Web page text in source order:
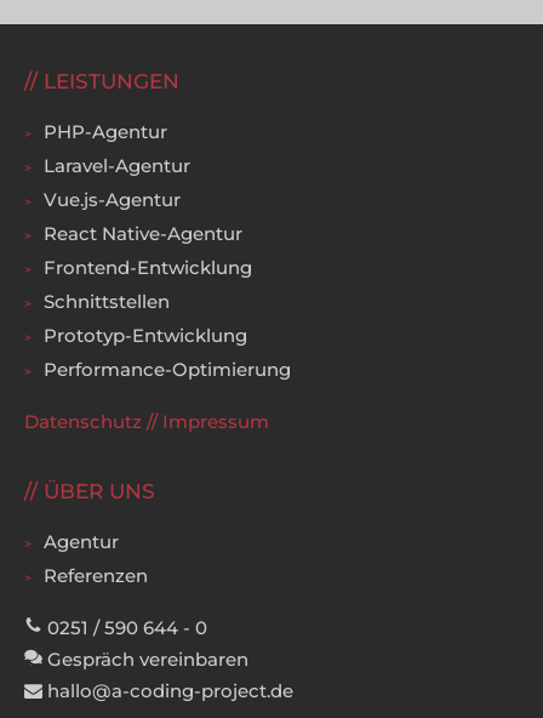
LEISTUNGEN
PHP-Agentur
Laravel-Agentur
Vue.js-Agentur
React Native-Agentur
Frontend-Entwicklung
Schnittstellen
Prototyp-Entwicklung
Performance-Optimierung
Datenschutz // Impressum
ÜBER UNS
Agentur
Referenzen
0251 / 590 644 - 0
Gespräch vereinbaren
hallo@a-coding-project.de